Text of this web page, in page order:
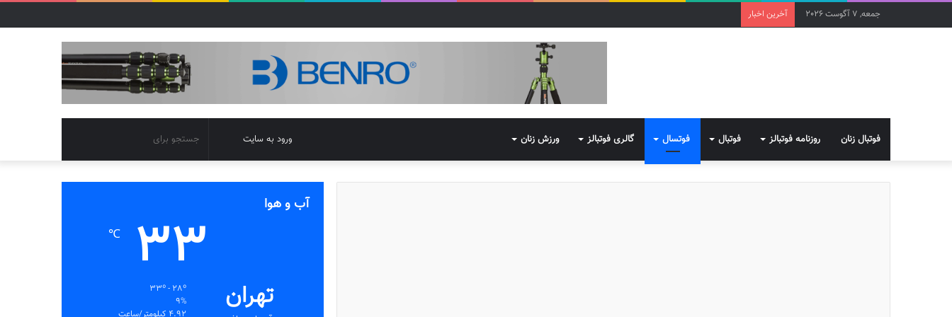
جمعه, 7 آگوست 2026 آخرین اخبار
فوتبال زنان روزنامه فوتبالز فوتبال فوتسال گالری فوتبالز ورزش زنان
برای
تغییر
پوسته
ورود به سایت
آب و هوا
تهران
33
℃
9%
4.92 کیلومتر/ساعت